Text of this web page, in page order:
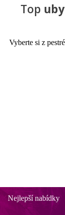
Top
Vyberte si z
Nejlepší nabídky